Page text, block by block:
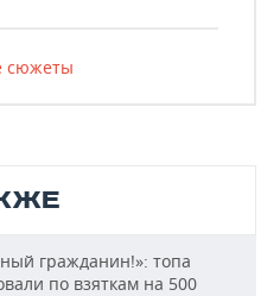
сюжеты
гражданин!»: топа
по взяткам на 500